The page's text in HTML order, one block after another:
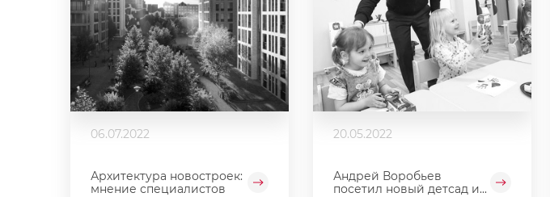
06.07.2022
Архитектура новостроек:
мнение специалистов
20.05.2022
Андрей Воробьев
посетил новый детсад и...